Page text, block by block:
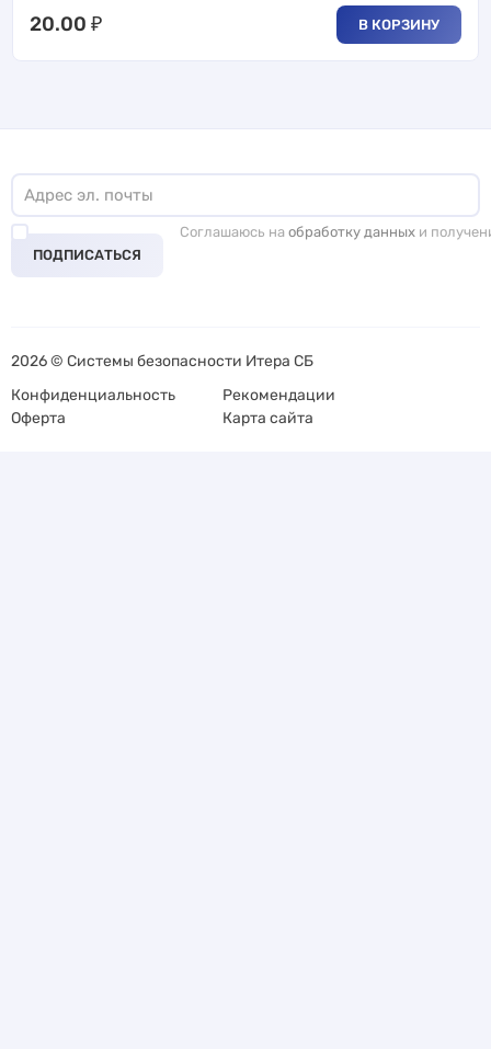
20.00 ₽ В КОРЗИНУ
ПОДПИСАТЬСЯ
Соглашаюсь на обработку данных и
2026 © Системы безопасности Итера СБ
Конфиденциальность
Рекомендации
Оферта
Карта сайта